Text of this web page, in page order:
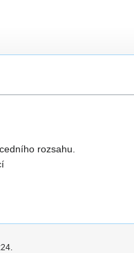
rozsahu.